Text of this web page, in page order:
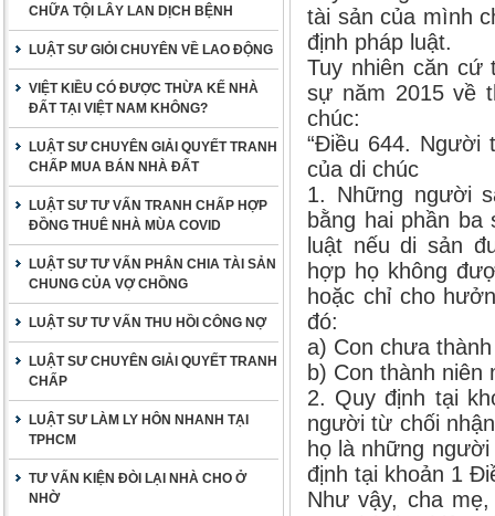
CHỮA TỘI LÂY LAN DỊCH BỆNH
LUẬT SƯ GIỎI CHUYÊN VỀ LAO ĐỘNG
VIỆT KIỀU CÓ ĐƯỢC THỪA KẾ NHÀ
ĐẤT TẠI VIỆT NAM KHÔNG?
LUẬT SƯ CHUYÊN GIẢI QUYẾT TRANH
CHẤP MUA BÁN NHÀ ĐẤT
LUẬT SƯ TƯ VẤN TRANH CHẤP HỢP
ĐỒNG THUÊ NHÀ MÙA COVID
LUẬT SƯ TƯ VẤN PHÂN CHIA TÀI SẢN
CHUNG CỦA VỢ CHỒNG
LUẬT SƯ TƯ VẤN THU HỒI CÔNG NỢ
LUẬT SƯ CHUYÊN GIẢI QUYẾT TRANH
CHẤP
LUẬT SƯ LÀM LY HÔN NHANH TẠI
TPHCM
TƯ VẤN KIỆN ĐÒI LẠI NHÀ CHO Ở
NHỜ
tài sản của mình
định pháp luật.
Tuy nhiên căn cứ
sự năm 2015 về
chúc:
“Điều 644. Người
của di chúc
1. Những người
bằng hai phần
luật nếu di sản
hợp họ không
hoặc chỉ cho
đó:
a) Con chưa
b) Con thành niên
2. Quy định tại
người từ chối
họ là những
định tại khoản 1
Như vậy, cha